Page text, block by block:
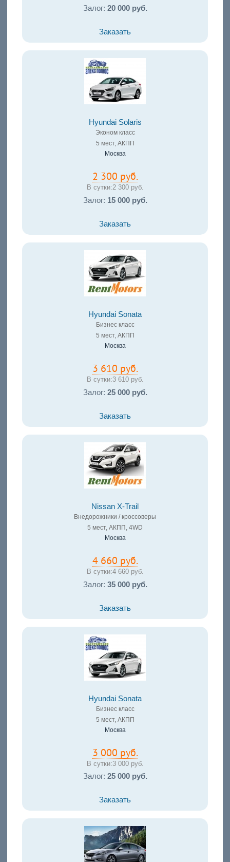
Залог: 20 000 руб.
Заказать
Hyundai Solaris
Эконом класс
5 мест, АКПП
Москва
2 300 руб.
В сутки:2 300 руб.
Залог: 15 000 руб.
Заказать
Hyundai Sonata
Бизнес класс
5 мест, АКПП
Москва
3 610 руб.
В сутки:3 610 руб.
Залог: 25 000 руб.
Заказать
Nissan X-Trail
Внедорожники / кроссоверы
5 мест, АКПП, 4WD
Москва
4 660 руб.
В сутки:4 660 руб.
Залог: 35 000 руб.
Заказать
Hyundai Sonata
Бизнес класс
5 мест, АКПП
Москва
3 000 руб.
В сутки:3 000 руб.
Залог: 25 000 руб.
Заказать